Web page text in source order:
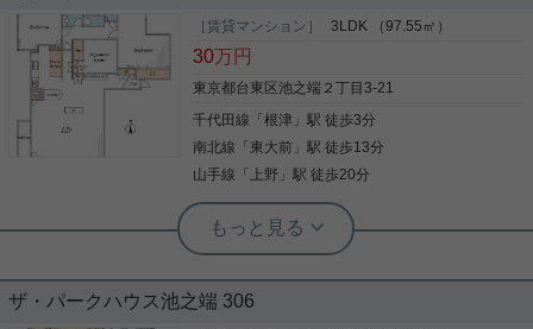
谷根千エリアの静かな住宅街にある物件です 根津で
53㎡の2ＬＤＫが15万円！ 洋室も6帖と5.5帖と十分
な広さがあります お部屋の使い方はあなた次第です
この部屋に住んだらどんな暮らしになるのか、想像
ご興味のある方はお気軽にお問い合わせください ご
連絡お待ちしております
［賃貸マンション］ 3LDK （97.55㎡）
30万円
東京都台東区池之端２丁目3-21
千代田線 「根津 」駅 徒歩3分
南北線 「 東大前 」駅 徒歩13分
山手線 「 上野 」駅 徒歩20分
根津駅前センター（実用根津ホーム株式会社 根津駅前センター） スタ
ッフ小西
97㎡超でこのお家賃は一見の価値あり
ザ・パークハウス池之端 306